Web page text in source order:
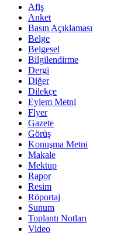
Afiş
Anket
Basın Açıklaması
Belge
Belgesel
Bilgilendirme
Dergi
Diğer
Dilekçe
Eylem Metni
Flyer
Gazete
Görüş
Konuşma Metni
Makale
Mektup
Rapor
Resim
Röportaj
Sunum
Toplantı Notları
Video